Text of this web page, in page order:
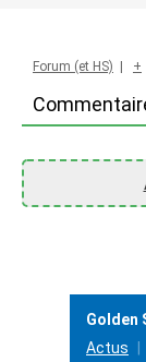
Forum (et HS) +
Golden
Actus